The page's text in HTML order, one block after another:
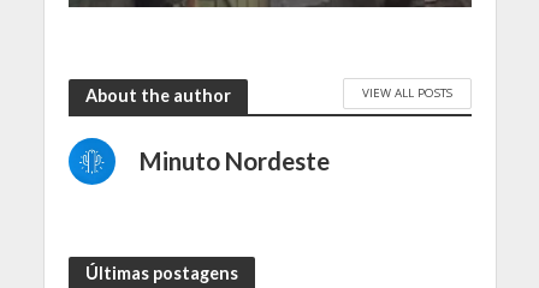
About the author VIEW ALL POSTS
Minuto Nordeste
Últimas postagens